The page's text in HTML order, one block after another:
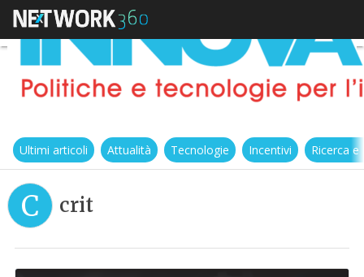
Ultimi articoli Attualità Tecnologie Incentivi Ricerca
C crit